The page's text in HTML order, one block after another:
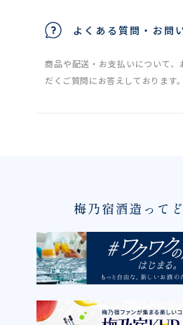
よくある質問・お問
商品や配送・お支払いについて、
だくご質問にお答えしております。
梅乃宿酒造って